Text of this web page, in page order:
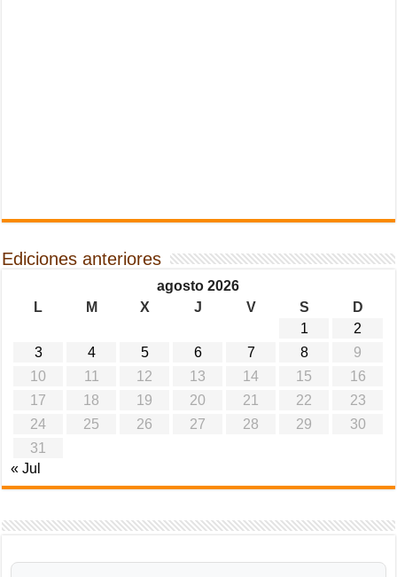
Ediciones anteriores
agosto 2026
L
M X J V S
D
1
2
3
4 5 6 7 8
9
10
11 12 13 14 15
16
17
18 19 20 21 22
23
24
25 26 27 28 29
30
31
« Jul